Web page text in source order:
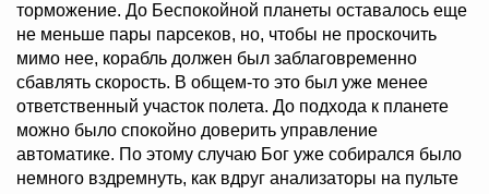
торможение. До Беспокойной планеты оставалось еще
не меньше пары парсеков, но, чтобы не проскочить
мимо нее, корабль должен был заблаговременно
сбавлять скорость. В общем-то это был уже менее
ответственный участок полета. До подхода к планете
можно было спокойно доверить управление
автоматике. По этому случаю Бог уже собирался было
немного вздремнуть, как вдруг анализаторы на пульте